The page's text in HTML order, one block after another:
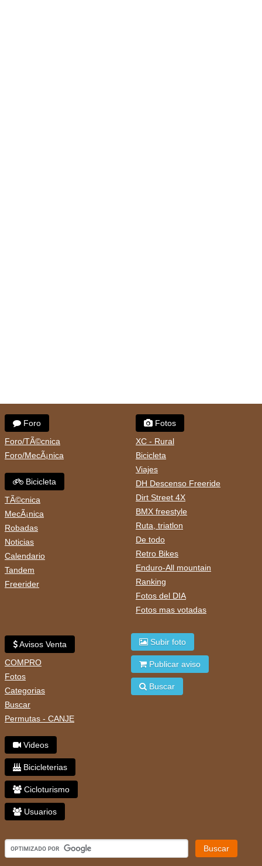
Foro
Foro/TÃ©cnica
Foro/MecÃ¡nica
Bicicleta
TÃ©cnica
MecÃ¡nica
Robadas
Noticias
Calendario
Tandem
Freerider
Fotos
XC - Rural
Bicicleta
Viajes
DH Descenso Freeride
Dirt Street 4X
BMX freestyle
Ruta, triatlon
De todo
Retro Bikes
Enduro-All mountain
Ranking
Fotos del DIA
Fotos mas votadas
Avisos Venta
COMPRO
Fotos
Categorias
Buscar
Permutas - CANJE
Videos
Bicicleterias
Cicloturismo
Usuarios
Subir foto
Publicar aviso
Buscar
Buscar